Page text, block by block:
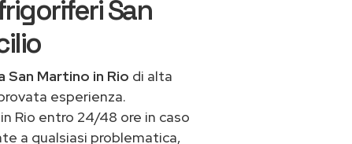
San
Martino in Rio di alta
esperienza.
Rio entro 24/48 ore in caso
a qualsiasi problematica,